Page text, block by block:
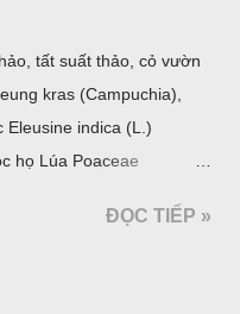
tất suất thảo, cỏ vườn
kras (Campuchia),
Eleusine indica (L.)
họ Lúa Poaceae
ĐỌC TIẾP »